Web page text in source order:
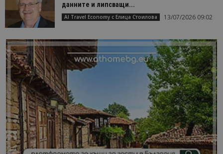
данните и липсващи...
AI Travel Economy с Елица Стоилова 13/07/2026 09:02